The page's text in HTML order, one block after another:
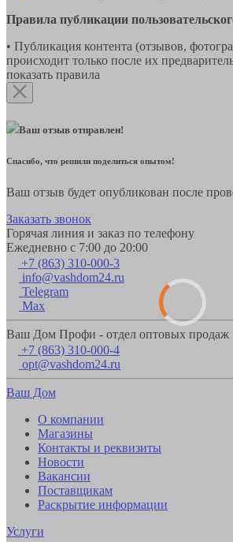
Правила публикации
• Публикация контента (отзывов,
происходит только после их
показать правила
Ваш отзыв отправлен!
Спасибо, что решили поделиться опытом!
Ваш отзыв будет опубликован после
Заказать звонок
Горячая линия и заказ по телефону
Ежедневно с 7:00 до 20:00
+7 (863) 310-000-3
info@vashdom24.ru
Telegram
Max
Ваш Дом Профи - отдел оптовых продаж
+7 (863) 310-000-4
opt@vashdom24.ru
Ваш Дом
О компании
Магазины
Контакты и реквизиты
Новости
Вакансии
Поставщикам
Раскрытие информации
Услуги